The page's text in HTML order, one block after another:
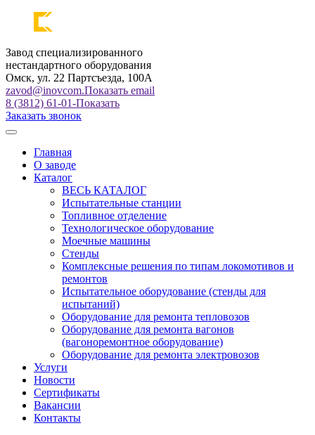
Завод специализированного
нестандартного оборудования
Омск, ул. 22 Партсъезда, 100А
zavod@inovcom.Показать email
8 (3812) 61-01-Показать
Заказать звонок
Главная
О заводе
Каталог
ВЕСЬ КАТАЛОГ
Испытательные станции
Топливное отделение
Технологическое оборудование
Моечные машины
Стенды
Комплексные решения по типам локомотивов и
ремонтов
Испытательное оборудование (стенды для
испытаний)
Оборудование для ремонта тепловозов
Оборудование для ремонта вагонов
(вагоноремонтное оборудование)
Оборудование для ремонта электровозов
Услуги
Новости
Сертификаты
Вакансии
Контакты